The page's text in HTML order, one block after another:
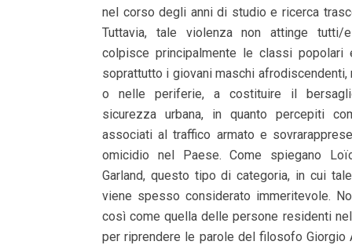
nel corso degli anni di studio e ricerca
Tuttavia, tale violenza non attinge
colpisce principalmente le classi popolari
soprattutto i giovani maschi
o nelle periferie, a costituire il
sicurezza urbana, in quanto percepiti
associati al traffico armato e
omicidio nel Paese. Come spiegano
Garland, questo tipo di categoria, in cui
viene spesso considerato immeritevole.
così come quella delle persone residenti
per riprendere le parole del filosofo Giorgio